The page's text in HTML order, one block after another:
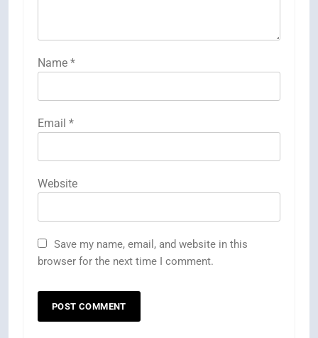
Name *
Email *
Website
Save my name, email, and website in this
browser for the next time I comment.